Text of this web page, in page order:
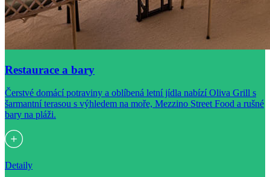
Restaurace a bary
Čerstvé domácí potraviny a oblíbená letní jídla nabízí Oliva Grill s
šarmantní terasou s výhledem na moře, Mezzino Street Food a rušné
bary na pláži.
Detaily